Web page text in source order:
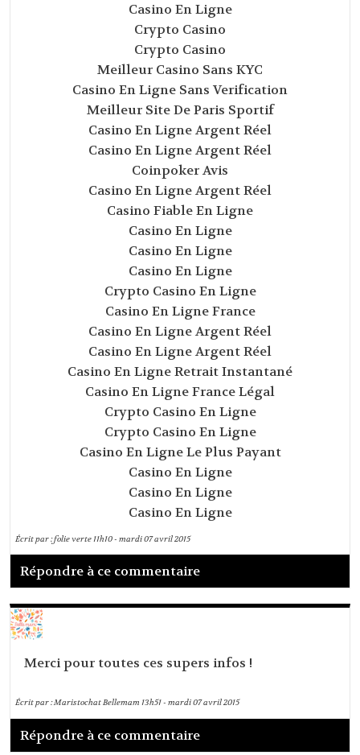
Casino En Ligne
Crypto Casino
Crypto Casino
Meilleur Casino Sans KYC
Casino En Ligne Sans Verification
Meilleur Site De Paris Sportif
Casino En Ligne Argent Réel
Casino En Ligne Argent Réel
Coinpoker Avis
Casino En Ligne Argent Réel
Casino Fiable En Ligne
Casino En Ligne
Casino En Ligne
Casino En Ligne
Crypto Casino En Ligne
Casino En Ligne France
Casino En Ligne Argent Réel
Casino En Ligne Argent Réel
Casino En Ligne Retrait Instantané
Casino En Ligne France Légal
Crypto Casino En Ligne
Crypto Casino En Ligne
Casino En Ligne Le Plus Payant
Casino En Ligne
Casino En Ligne
Casino En Ligne
Écrit par :folie verte11h10-mardi 07avril 2015
Répondre à ce commentaire
Merci pour toutes ces supers infos !
Écrit par :Maristochat Bellemam 13h51-mardi 07avril 2015
Répondre à ce commentaire